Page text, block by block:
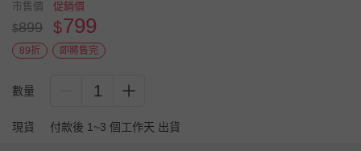
市售價
$899
促銷價
$799
89折 即將售完
數量 1
現貨 付款後 1~3 個工作天 出貨